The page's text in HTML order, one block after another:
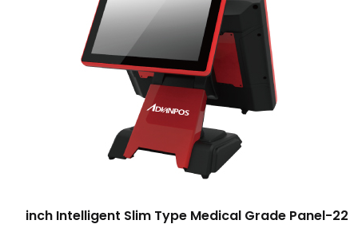
22-inch Intelligent Slim Type Medical Grade Panel